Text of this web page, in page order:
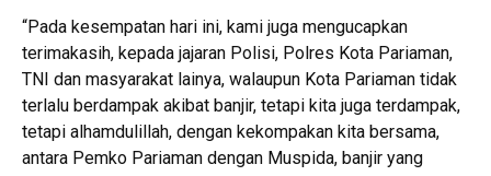
“Pada kesempatan hari ini, kami juga mengucapkan
terimakasih, kepada jajaran Polisi, Polres Kota Pariaman,
TNI dan masyarakat lainya, walaupun Kota Pariaman tidak
terlalu berdampak akibat banjir, tetapi kita juga terdampak,
tetapi alhamdulillah, dengan kekompakan kita bersama,
antara Pemko Pariaman dengan Muspida, banjir yang